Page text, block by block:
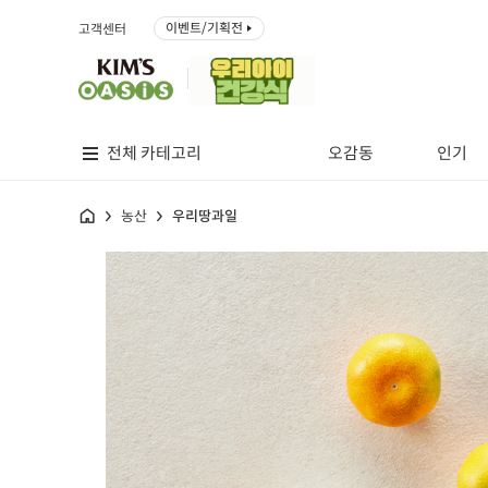
고객센터 이벤트/기획전
전체 카테고리 오감동 인기
홈 농산 우리땅과일